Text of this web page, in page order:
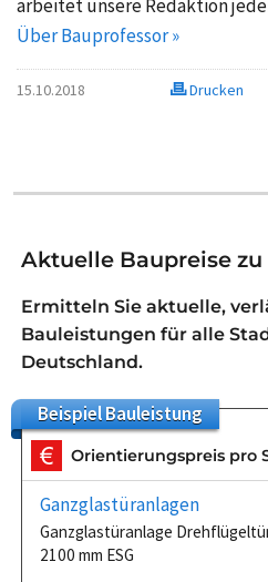
arbeitet unsere Redaktion
Über Bauprofessor »
15.10.2018 Drucken
Aktuelle Baupreise
Ermitteln Sie aktuelle,
Bauleistungen für alle
Deutschland.
BeispielBauleistung
Orientierungspreis pro
Ganzglastüranlagen
Ganzglastüranlage
2100 mm ESG